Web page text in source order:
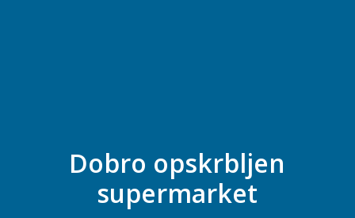
Dobro opskrbljen
supermarket